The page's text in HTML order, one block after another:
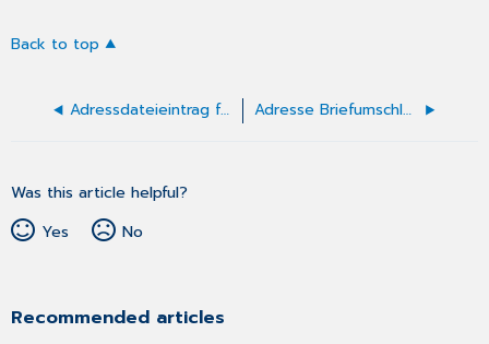
Back to top
Adressdateieintrag für den Meldebogen anlegen Adresse Briefumschlag ausfüllen
Was this article helpful?
Yes
No
Recommended articles